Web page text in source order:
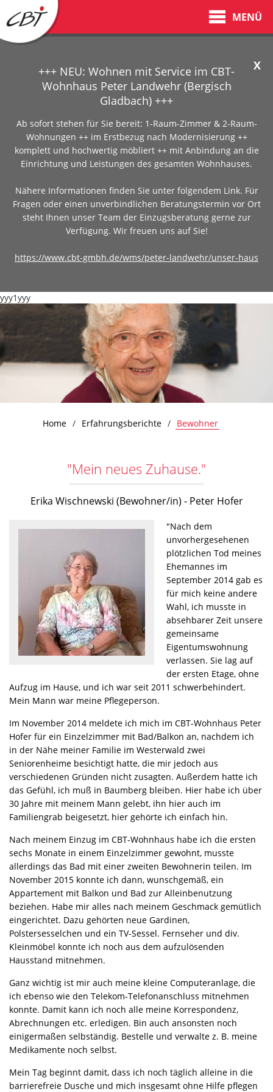
X
+++ NEU: Wohnen mit Service im CBT-
Wohnhaus Peter Landwehr (Bergisch
Gladbach) +++
Ab sofort stehen für Sie bereit: 1-Raum-Zimmer & 2-Raum-
Wohnungen ++ im Erstbezug nach Modernisierung ++
komplett und hochwertig möbliert ++ mit Anbindung an die
Einrichtung und Leistungen des gesamten Wohnhauses.
Nähere Informationen finden Sie unter folgendem Link. Für
Fragen oder einen unverbindlichen Beratungstermin vor Ort
steht Ihnen unser Team der Einzugsberatung gerne zur
Verfügung. Wir freuen uns auf Sie!
https://www.cbt-gmbh.de/wms/peter-landwehr/unser-haus
MENÜ
yyy1yyy
Home Erfahrungsberichte Bewohner
"Mein neues Zuhause."
Erika Wischnewski (Bewohner/in) - Peter Hofer
"Nach dem
unvorhergesehenen
plötzlichen Tod meines
Ehemannes im
September 2014 gab es
für mich keine andere
Wahl, ich musste in
absehbarer Zeit unsere
gemeinsame
Eigentumswohnung
verlassen. Sie lag auf
der ersten Etage, ohne
Aufzug im Hause, und ich war seit 2011 schwerbehindert.
Mein Mann war meine Pflegeperson.
Im November 2014 meldete ich mich im CBT-Wohnhaus Peter
Hofer für ein Einzelzimmer mit Bad/Balkon an, nachdem ich
in der Nähe meiner Familie im Westerwald zwei
Seniorenheime besichtigt hatte, die mir jedoch aus
verschiedenen Gründen nicht zusagten. Außerdem hatte ich
das Gefühl, ich muß in Baumberg bleiben. Hier habe ich über
30 Jahre mit meinem Mann gelebt, ihn hier auch im
Familiengrab beigesetzt, hier gehörte ich einfach hin.
Nach meinem Einzug im CBT-Wohnhaus habe ich die ersten
sechs Monate in einem Einzelzimmer gewohnt, musste
allerdings das Bad mit einer zweiten Bewohnerin teilen. Im
November 2015 konnte ich dann, wunschgemäß, ein
Appartement mit Balkon und Bad zur Alleinbenutzung
beziehen. Habe mir alles nach meinem Geschmack gemütlich
eingerichtet. Dazu gehörten neue Gardinen,
Polstersesselchen und ein TV-Sessel. Fernseher und div.
Kleinmöbel konnte ich noch aus dem aufzulösenden
Hausstand mitnehmen.
Ganz wichtig ist mir auch meine kleine Computeranlage, die
ich ebenso wie den Telekom-Telefonanschluss mitnehmen
konnte. Damit kann ich noch alle meine Korrespondenz,
Abrechnungen etc. erledigen. Bin auch ansonsten noch
einigermaßen selbständig. Bestelle und verwalte z. B. meine
Medikamente noch selbst.
Mein Tag beginnt damit, dass ich noch täglich alleine in die
barrierefreie Dusche und mich insgesamt ohne Hilfe pflegen